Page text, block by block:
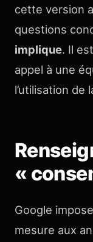
cette version
questions
implique. Il
appel à une
l’utilisation de
«
Google
mesure aux